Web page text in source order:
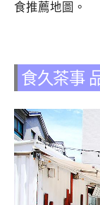
食推薦地圖。
食久茶事